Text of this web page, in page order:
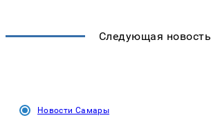
Следующая новость
Новости Самары